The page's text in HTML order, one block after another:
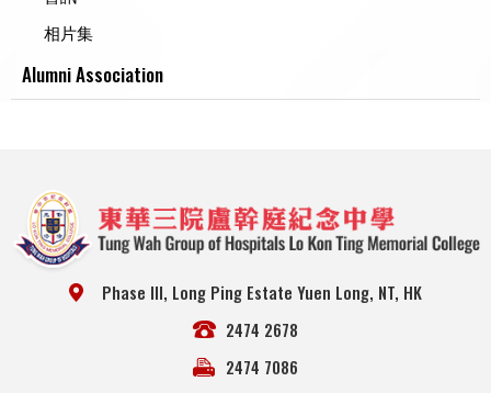
相片集
Alumni Association
Phase III, Long Ping Estate Yuen Long, NT, HK
2474 2678
2474 7086